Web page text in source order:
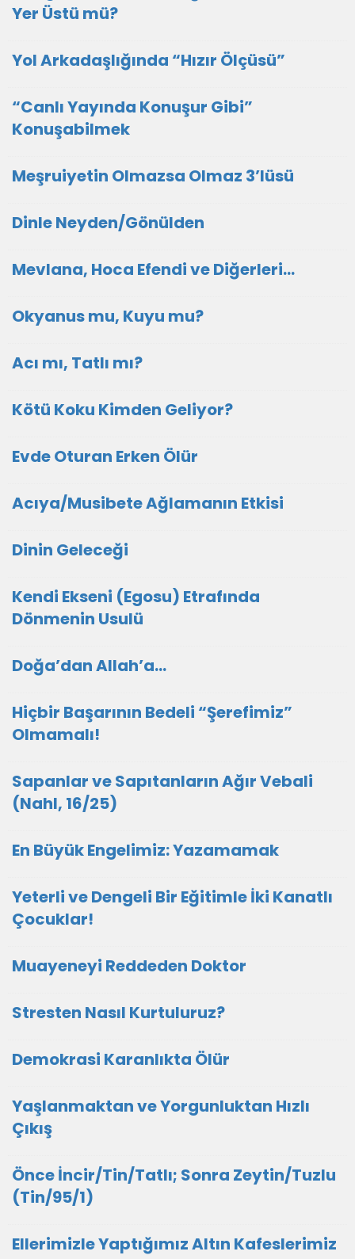
Yer Üstü mü?
Yol Arkadaşlığında “Hızır Ölçüsü”
“Canlı Yayında Konuşur Gibi”
Konuşabilmek
Meşruiyetin Olmazsa Olmaz 3’lüsü
Dinle Neyden/Gönülden
Mevlana, Hoca Efendi ve Diğerleri…
Okyanus mu, Kuyu mu?
Acı mı, Tatlı mı?
Kötü Koku Kimden Geliyor?
Evde Oturan Erken Ölür
Acıya/Musibete Ağlamanın Etkisi
Dinin Geleceği
Kendi Ekseni (Egosu) Etrafında
Dönmenin Usulü
Doğa’dan Allah’a…
Hiçbir Başarının Bedeli “Şerefimiz”
Olmamalı!
Sapanlar ve Sapıtanların Ağır Vebali
(Nahl, 16/25)
En Büyük Engelimiz: Yazamamak
Yeterli ve Dengeli Bir Eğitimle İki Kanatlı
Çocuklar!
Muayeneyi Reddeden Doktor
Stresten Nasıl Kurtuluruz?
Demokrasi Karanlıkta Ölür
Yaşlanmaktan ve Yorgunluktan Hızlı
Çıkış
Önce İncir/Tin/Tatlı; Sonra Zeytin/Tuzlu
(Tin/95/1)
Ellerimizle Yaptığımız Altın Kafeslerimiz